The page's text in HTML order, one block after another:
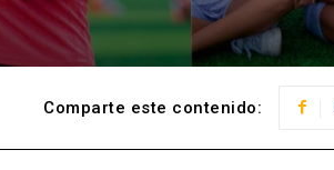
Comparte este contenido: